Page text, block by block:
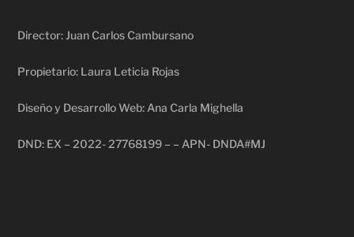
Director: Juan Carlos Cambursano
Propietario: Laura Leticia Rojas
Diseño y Desarrollo Web: Ana Carla Mighella
DND: EX – 2022- 27768199 – – APN- DNDA#MJ